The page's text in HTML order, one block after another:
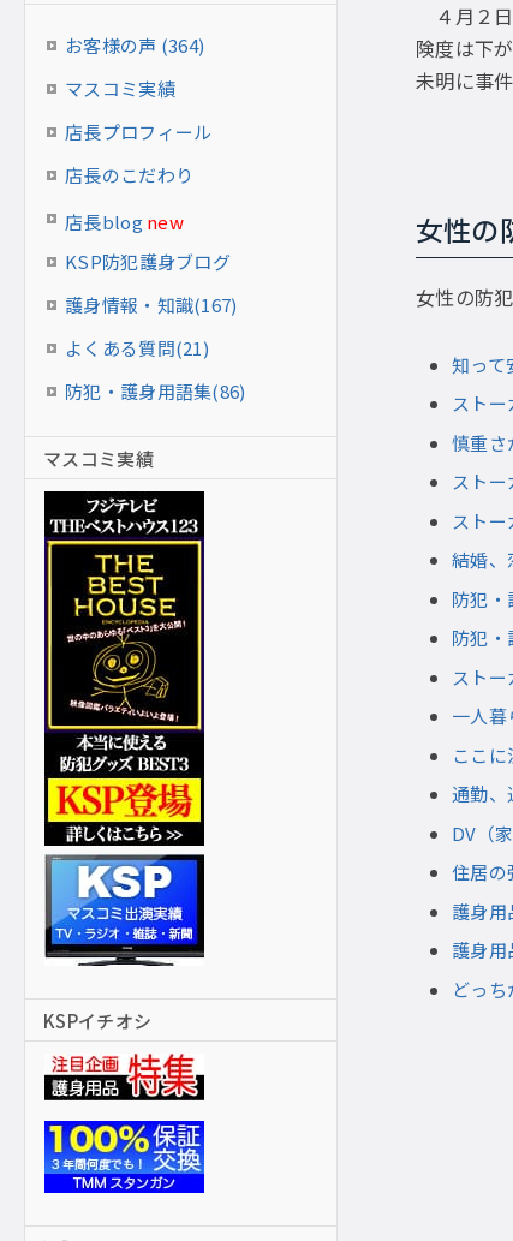
４月２
険度は下
未明に事
女性の
女性の防
知って
ストー
慎重さ
スト
スト
結婚
防犯
防犯
ストー
一人暮
ここ
通勤、
DV（
住居の
護身用
護身
どっ
お客様の声 (364)
マスコミ実績
店長プロフィール
店長のこだわり
店長blog new
KSP防犯護身ブログ
護身情報・知識(167)
よくある質問(21)
防犯・護身用語集(86)
マスコミ実績
KSPイチオシ